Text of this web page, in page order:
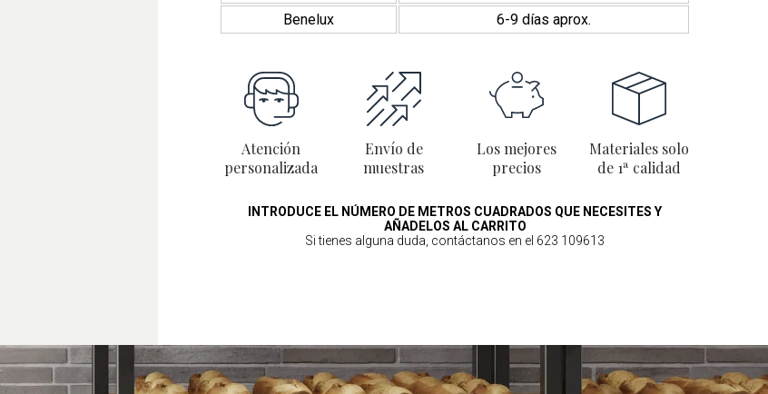
Benelux
6-9 días aprox.
Atención
personalizada
Envío de
muestras
Los mejores
precios
Materiales solo
de 1ª calidad
INTRODUCE EL NÚMERO DE METROS CUADRADOS QUE NECESITES Y
AÑADELOS AL CARRITO
Si tienes alguna duda, contáctanos en el 623 109613